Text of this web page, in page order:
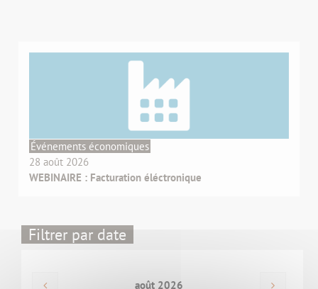
Événements économiques
28 août 2026
WEBINAIRE : Facturation éléctronique
Filtrer par date
août 2026